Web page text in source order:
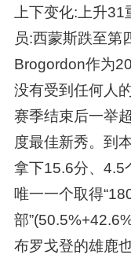
上下变化:上升
员:西蒙斯跌至第
Brogordon作为
没有受到任何人
赛季结束后一举
度最佳新秀。到
拿下15.6分、4.5
唯一一个取得
部
布罗戈登的雄鹿